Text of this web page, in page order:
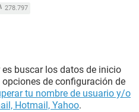
278.797
buscar los datos de inicio
de configuración de
tu nombre de usuario y/o
Hotmail, Yahoo.